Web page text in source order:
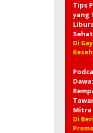
Tips
yang
Di
Mitra
Di